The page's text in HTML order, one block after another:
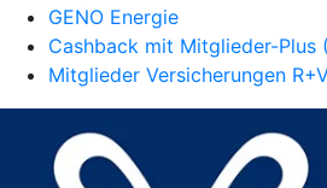
GENO Energie
Cashback mit Mitglieder-Plus
Mitglieder Versicherungen